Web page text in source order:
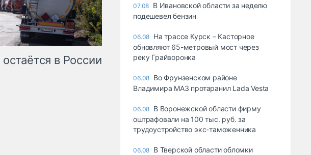
в России
07.08 В Ивановской области за неделю
подешевел бензин
06.08 На трассе Курск – Касторное
обновляют 65-метровый мост через
реку Грайворонка
06.08 Во Фрунзенском районе
Владимира МАЗ протаранил Lada Vesta
06.08 В Воронежской области фирму
оштрафовали на 100 тыс. руб. за
трудоустройство экс-таможенника
06.08 В Тверской области обломки